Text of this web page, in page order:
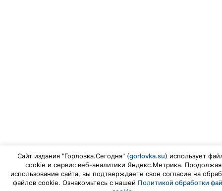
Сайт издания "Горловка.Сегодня" (gorlovka.su) использует
cookie и сервис веб-аналитики Яндекс.Метрика. Продолжая
использование сайта, вы подтверждаете свое согласие на
файлов cookie. Ознакомьтесь с нашей Политикой обработки